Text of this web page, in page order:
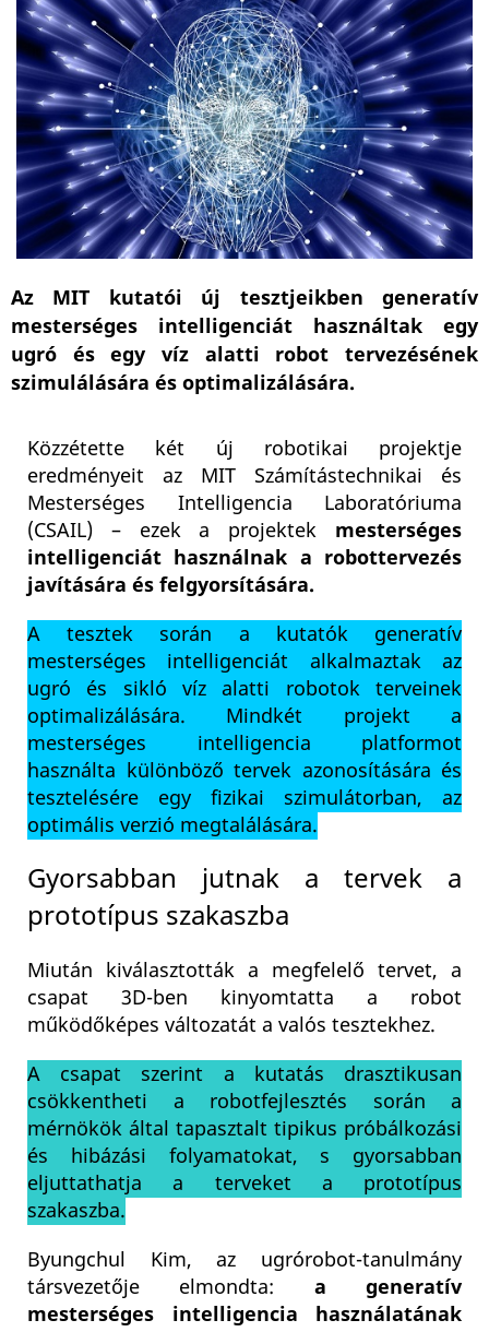
Az MIT kutatói új tesztjeikben generatív
mesterséges intelligenciát használtak egy
ugró és egy víz alatti robot tervezésének
szimulálására és optimalizálására.
Közzétette két új robotikai projektje
eredményeit az MIT Számítástechnikai és
Mesterséges Intelligencia Laboratóriuma
(CSAIL) – ezek a projektek mesterséges
intelligenciát használnak a robottervezés
javítására és felgyorsítására.
A tesztek során a kutatók generatív
mesterséges intelligenciát alkalmaztak az
ugró és sikló víz alatti robotok terveinek
optimalizálására. Mindkét projekt a
mesterséges intelligencia platformot
használta különböző tervek azonosítására és
tesztelésére egy fizikai szimulátorban, az
optimális verzió megtalálására.
Gyorsabban jutnak a tervek a
prototípus szakaszba
Miután kiválasztották a megfelelő tervet, a
csapat 3D-ben kinyomtatta a robot
működőképes változatát a valós tesztekhez.
A csapat szerint a kutatás drasztikusan
csökkentheti a robotfejlesztés során a
mérnökök által tapasztalt tipikus próbálkozási
és hibázási folyamatokat, s gyorsabban
eljuttathatja a terveket a prototípus
szakaszba.
Byungchul Kim, az ugrórobot-tanulmány
társvezetője elmondta: a generatív
mesterséges intelligencia használatának